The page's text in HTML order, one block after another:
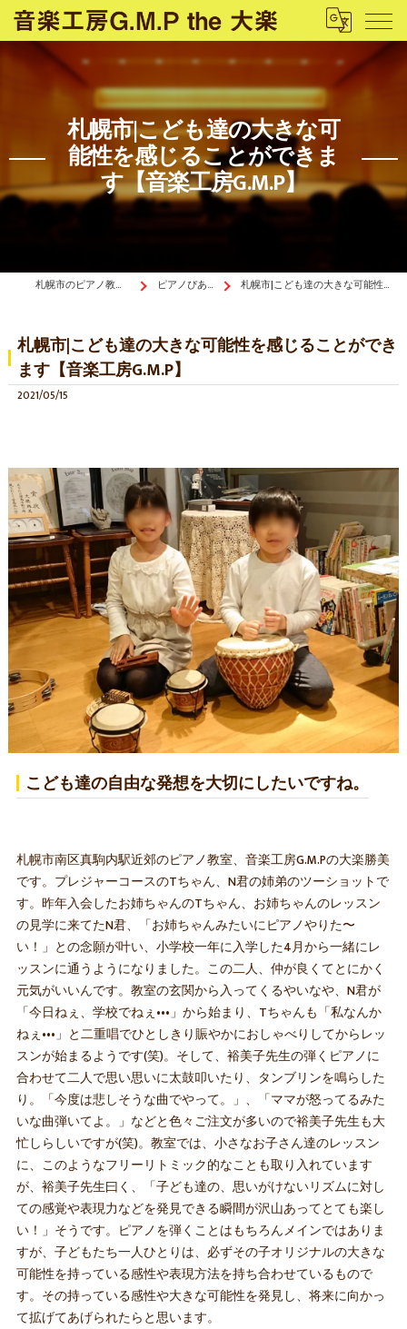
札幌市|こども達の大きな可
能性を感じることができま
す【音楽工房G.M.P】
札幌市のピアノ教室は音楽工房G.M.P the 大楽 ピアノぴあ〜の《ブログ》 札幌市|こども達の大きな可能性を感じることができます【音楽工房G.M.P】
札幌市|こども達の大きな可能性を感じることができ
ます【音楽工房G.M.P】
2021/05/15
こども達の自由な発想を大切にしたいですね。
札幌市南区真駒内駅近郊のピアノ教室、音楽工房G.M.Pの大楽勝美
です。プレジャーコースのTちゃん、N君の姉弟のツーショットで
す。昨年入会したお姉ちゃんのTちゃん、お姉ちゃんのレッスン
の見学に来てたN君、「お姉ちゃんみたいにピアノやりた〜
い！」との念願が叶い、小学校一年に入学した4月から一緒にレ
ッスンに通うようになりました。この二人、仲が良くてとにかく
元気がいいんです。教室の玄関から入ってくるやいなや、N君が
「今日ねぇ、学校でねぇ•••」から始まり、Tちゃんも「私なんか
ねぇ•••」と二重唱でひとしきり賑やかにおしゃべりしてからレッ
スンが始まるようです(笑)。そして、裕美子先生の弾くピアノに
合わせて二人で思い思いに太鼓叩いたり、タンブリンを鳴らした
り。「今度は悲しそうな曲でやって。」、「ママが怒ってるみた
いな曲弾いてよ。」などと色々ご注文が多いので裕美子先生も大
忙しらしいですが(笑)。教室では、小さなお子さん達のレッスン
に、このようなフリーリトミック的なことも取り入れています
が、裕美子先生曰く、「子ども達の、思いがけないリズムに対し
ての感覚や表現力などを発見できる瞬間が沢山あってとても楽し
い！」そうです。ピアノを弾くことはもちろんメインではありま
すが、子どもたち一人ひとりは、必ずその子オリジナルの大きな
可能性を持っている感性や表現方法を持ち合わせているもので
す。その持っている感性や大きな可能性を発見し、将来に向かっ
て拡げてあげられたらと思います。